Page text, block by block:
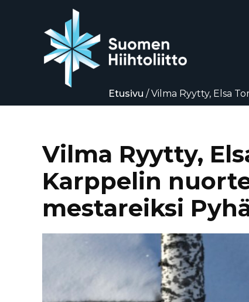
Etusivu /Vilma Ryytty, Elsa
Vilma Ryytty,
Karppelin
mestareiksi